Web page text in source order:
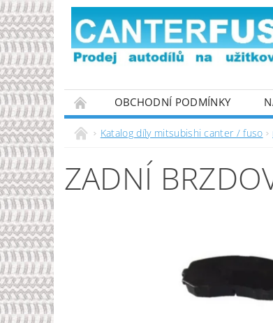
OBCHODNÍ PODMÍNKY
PODMÍNKY OCHRANY OSOBNÍCH
Katalog díly mitsubishi canter / fuso
ZADNÍ